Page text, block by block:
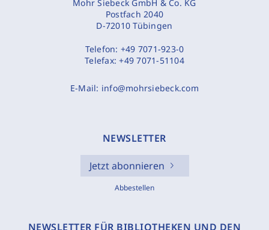
Mohr Siebeck GmbH & Co. KG
Postfach 2040
D-72010 Tübingen
Telefon: +49 7071-923-0
Telefax:+49 7071-51104
E-Mail: info@mohrsiebeck.com
NEWSLETTER
Jetzt abonnieren
Abbestellen
NEWSLETTER FÜR BIBLIOTHEKEN UND DEN